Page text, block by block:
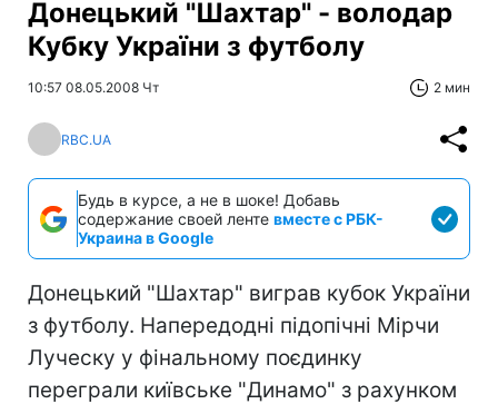
Донецький "Шахтар" - володар
Кубку України з футболу
10:57 08.05.2008 Чт 2 мин
RBC.UA
Будь в курсе, а не в шоке! Добавь
содержание своей ленте вместе с РБК-
Украина в Google
Донецький "Шахтар" виграв кубок України
з футболу. Напередодні підопічні Мірчи
Луческу у фінальному поєдинку
переграли київське "Динамо" з рахунком